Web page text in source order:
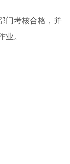
门考核合格，并
业。